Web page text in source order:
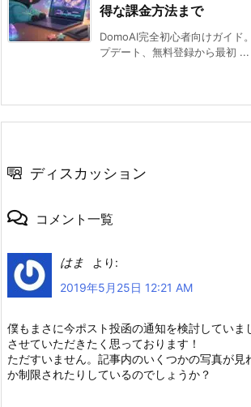
得な課金方法まで
DomoAI完全初心者向けガイド
プデート、無料登録から最初 ...
ディスカッション
コメント一覧
はま
より:
2019年5月25日 12:21 AM
僕もまさに今ポスト投函の通知を検討していま
させていただきたく思っております！
ただすいません。記事内のいくつかの写真が見
か制限されたりしているのでしょうか？